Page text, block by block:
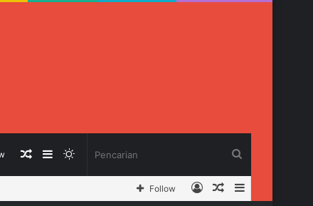
Switch
Sidebar
Berita
Berita
Log
Follow